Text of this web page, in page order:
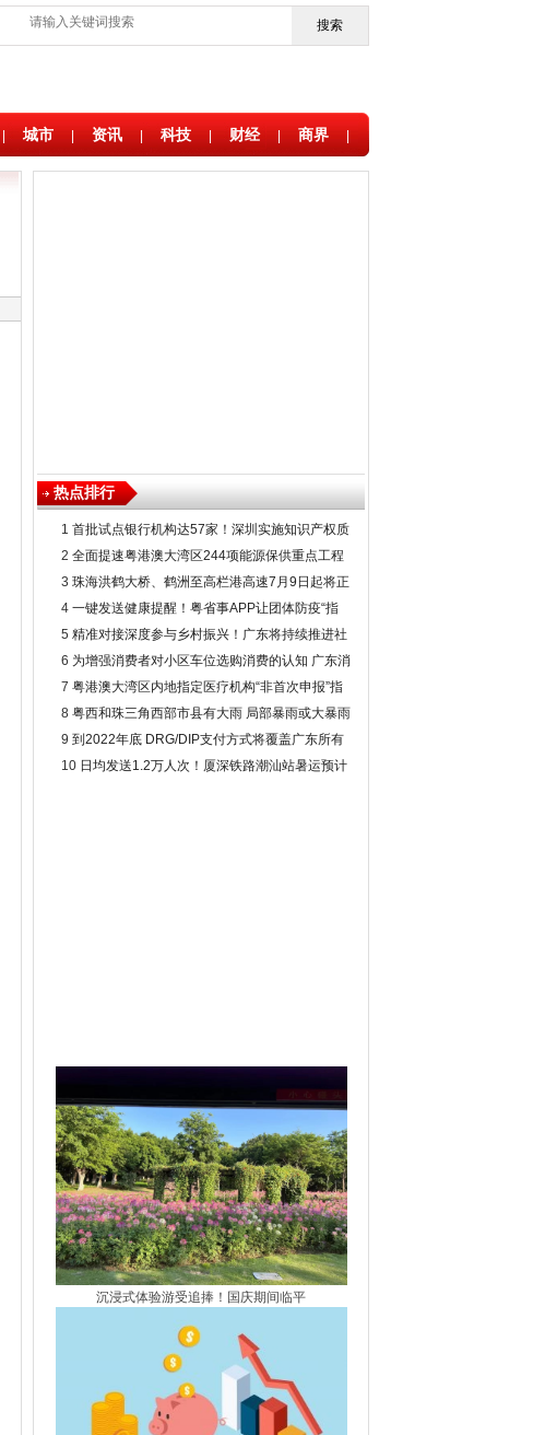
搜索
城市 资讯 科技 财经 商界
热点排行
1 首批试点银行机构达57家！深圳实施知识产权质
押登记线上办理
2 全面提速粤港澳大湾区244项能源保供重点工程
预计2025年全面建成投产
3 珠海洪鹤大桥、鹤洲至高栏港高速7月9日起将正
式收费
4 一键发送健康提醒！粤省事APP让团体防疫“指
尖管”服务更便捷
5 精准对接深度参与乡村振兴！广东将持续推进社
会帮扶工作
6 为增强消费者对小区车位选购消费的认知 广东消
委会发出消费提示
7 粤港澳大湾区内地指定医疗机构“非首次申报”指
南发布
8 粤西和珠三角西部市县有大雨 局部暴雨或大暴雨
9 到2022年底 DRG/DIP支付方式将覆盖广东所有
开展住院服务的定点医疗机构
10 日均发送1.2万人次！厦深铁路潮汕站暑运预计
沉浸式体验游受追捧！国庆期间临平